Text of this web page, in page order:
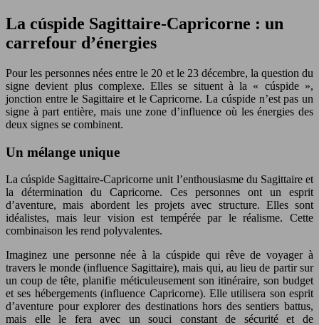
La cúspide Sagittaire-Capricorne : un
carrefour d’énergies
Pour les personnes nées entre le 20 et le 23 décembre, la question du
signe devient plus complexe. Elles se situent à la « cúspide »,
jonction entre le Sagittaire et le Capricorne. La cúspide n’est pas un
signe à part entière, mais une zone d’influence où les énergies des
deux signes se combinent.
Un mélange unique
La cúspide Sagittaire-Capricorne unit l’enthousiasme du Sagittaire et
la détermination du Capricorne. Ces personnes ont un esprit
d’aventure, mais abordent les projets avec structure. Elles sont
idéalistes, mais leur vision est tempérée par le réalisme. Cette
combinaison les rend polyvalentes.
Imaginez une personne née à la cúspide qui rêve de voyager à
travers le monde (influence Sagittaire), mais qui, au lieu de partir sur
un coup de tête, planifie méticuleusement son itinéraire, son budget
et ses hébergements (influence Capricorne). Elle utilisera son esprit
d’aventure pour explorer des destinations hors des sentiers battus,
mais elle le fera avec un souci constant de sécurité et de